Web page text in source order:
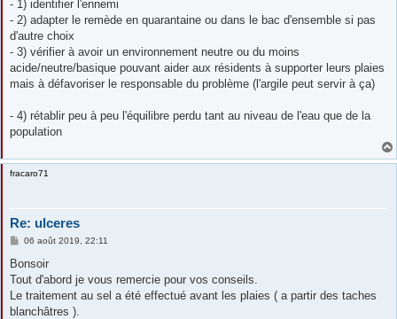
- 1) identifier l'ennemi
- 2) adapter le remède en quarantaine ou dans le bac d'ensemble si pas
d'autre choix
- 3) vérifier à avoir un environnement neutre ou du moins
acide/neutre/basique pouvant aider aux résidents à supporter leurs plaies
mais à défavoriser le responsable du problème (l'argile peut servir à ça)
- 4) rétablir peu à peu l'équilibre perdu tant au niveau de l'eau que de la
population
fracaro71
Re: ulceres
M
s
a
g
06 août 2019, 22:11
Bonsoir
Tout d'abord je vous remercie pour vos conseils.
Le traitement au sel a été effectué avant les plaies ( a partir des taches
blanchâtres ).